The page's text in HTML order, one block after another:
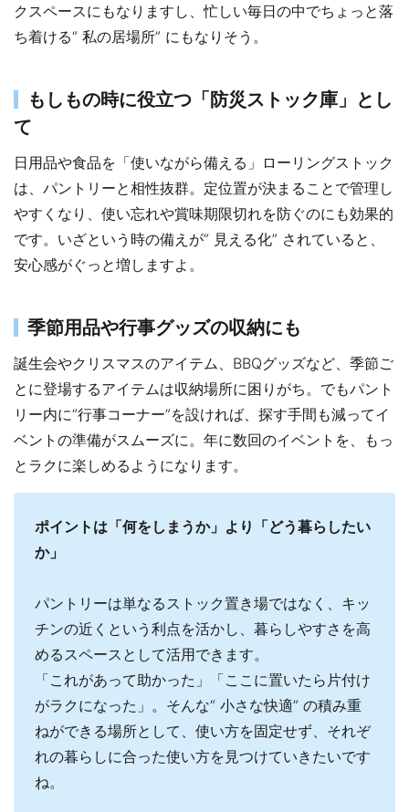
クスペースにもなりますし、忙しい毎日の中でちょっと落
ち着ける“ 私の居場所” にもなりそう。
もしもの時に役立つ「防災ストック庫」とし
て
日用品や食品を「使いながら備える」ローリングストック
は、パントリーと相性抜群。定位置が決まることで管理し
やすくなり、使い忘れや賞味期限切れを防ぐのにも効果的
です。いざという時の備えが“ 見える化” されていると、
安心感がぐっと増しますよ。
季節用品や行事グッズの収納にも
誕生会やクリスマスのアイテム、BBQグッズなど、季節ご
とに登場するアイテムは収納場所に困りがち。でもパント
リー内に“行事コーナー”を設ければ、探す手間も減ってイ
ベントの準備がスムーズに。年に数回のイベントを、もっ
とラクに楽しめるようになります。
ポイントは「何をしまうか」より「どう暮らしたい
か」
パントリーは単なるストック置き場ではなく、キッ
チンの近くという利点を活かし、暮らしやすさを高
めるスペースとして活用できます。
「これがあって助かった」「ここに置いたら片付け
がラクになった」。そんな“ 小さな快適” の積み重
ねができる場所として、使い方を固定せず、それぞ
れの暮らしに合った使い方を見つけていきたいです
ね。